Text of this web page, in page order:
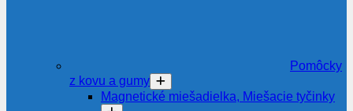
Pomôcky
z kovu a gumy
Magnetické miešadielka, Miešacie tyčinky